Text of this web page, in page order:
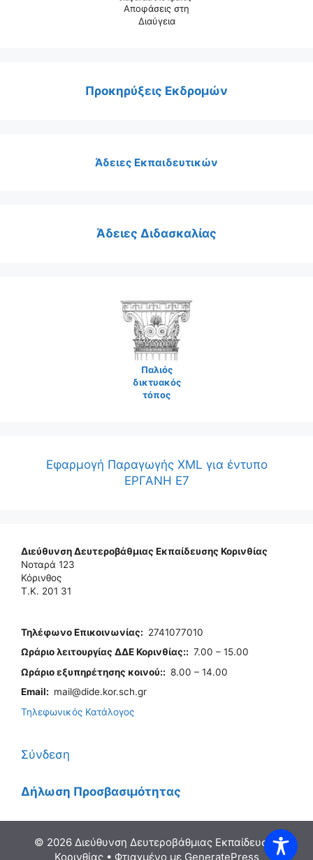
Αποφάσεις στη
Διαύγεια
Προκηρύξεις Εκδρομών
Άδειες Εκπαιδευτικών
Άδειες Διδασκαλίας
Παλιός
δικτυακός
τόπος
Εφαρμογή Παραγωγής XML για έντυπο
ΕΡΓΑΝΗ Ε7
Διεύθυνση Δευτεροβάθμιας Εκπαίδευσης Κορινθίας
Νοταρά 123
Κόρινθος
Τ.Κ. 201 31
Τηλέφωνo Επικοινωνίας: 2741077010
Ωράριο λειτουργίας ΔΔΕ Κορινθίας:: 7.00 – 15.00
Ωράριο εξυπηρέτησης κοινού:: 8.00 – 14.00
Email: mail@dide.kor.sch.gr
Τηλεφωνικός Κατάλογος
Σύνδεση
Δήλωση Προσβασιμότητας
© 2026 Διεύθυνση Δευτεροβάθμιας Εκπαίδευσης
Κορινθίας• Φτιαγμένο με GeneratePress